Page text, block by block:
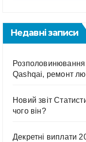
Недавні записи
Розполовинювання
Qashqai, ремонт
Новий звіт
чого він?
Декретні виплати